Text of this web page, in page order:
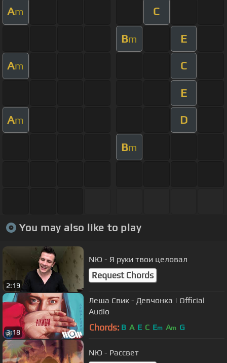
Am C
Bm E
Am C
E
Am D
Bm
You may also like to play
2:19
NЮ - Я руки твои целовал
Request Chords
3:18
Леша Свик - Девчонка | Official
Audio
Chords: B A E C Em Am G
NЮ - Рассвет